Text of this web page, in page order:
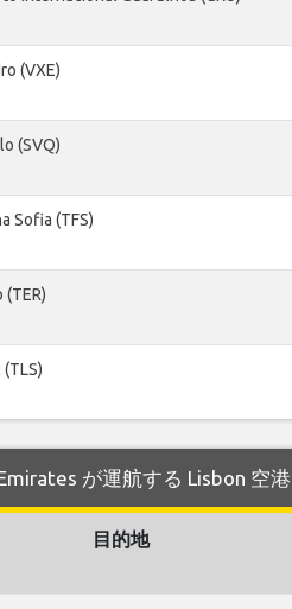
(VXE)
(SVQ)
Sofia (TFS)
(TER)
が運航する Lisbon 空
目的地